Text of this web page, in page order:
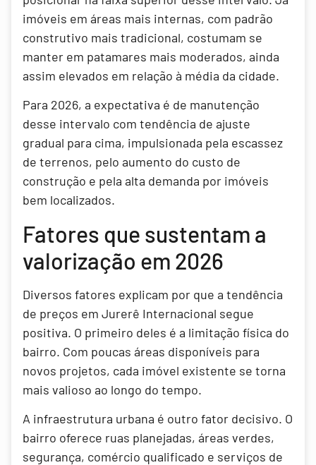
imóveis em áreas mais internas, com padrão
construtivo mais tradicional, costumam se
manter em patamares mais moderados, ainda
assim elevados em relação à média da cidade.
Para 2026, a expectativa é de manutenção
desse intervalo com tendência de ajuste
gradual para cima, impulsionada pela escassez
de terrenos, pelo aumento do custo de
construção e pela alta demanda por imóveis
bem localizados.
Fatores que sustentam a
valorização em 2026
Diversos fatores explicam por que a tendência
de preços em Jurerê Internacional segue
positiva. O primeiro deles é a limitação física do
bairro. Com poucas áreas disponíveis para
novos projetos, cada imóvel existente se torna
mais valioso ao longo do tempo.
A infraestrutura urbana é outro fator decisivo. O
bairro oferece ruas planejadas, áreas verdes,
segurança, comércio qualificado e serviços de